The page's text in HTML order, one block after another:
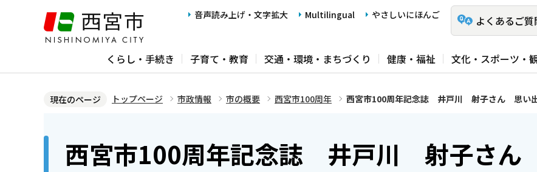
ジ
音声読み上げ・文字拡大 Multilingual やさしいにほんご よくあるご質
くらし・手続き 子育て・教育 交通・環境・まちづくり 健康・福祉 文化・スポーツ・
現在のページ トップページ 市政情報 市の概要 西宮市100周年 西宮市100周年記念誌 井戸川 射子さん 思い
西宮市100周年記念誌 井戸川 射子さ